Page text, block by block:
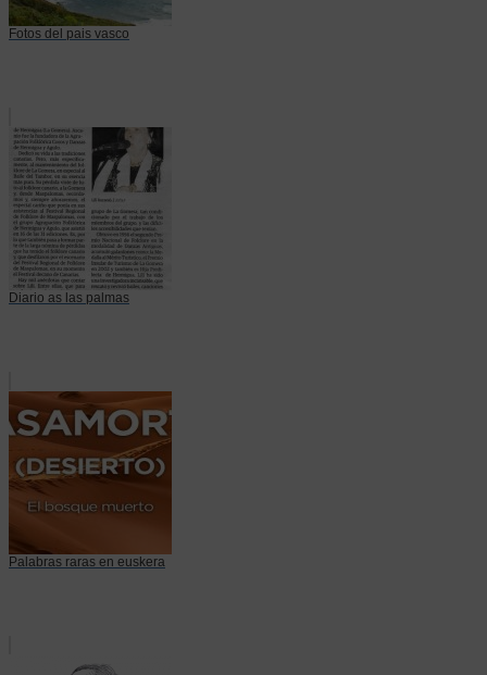
Fotos del pais vasco
Diario as las palmas
Palabras raras en euskera